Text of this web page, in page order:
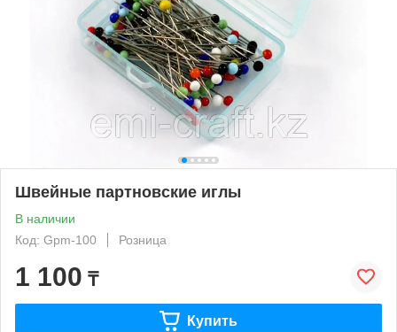
Швейные партновские иглы
В наличии
Код: Gpm-100
Розница
1 100 ₸
Купить